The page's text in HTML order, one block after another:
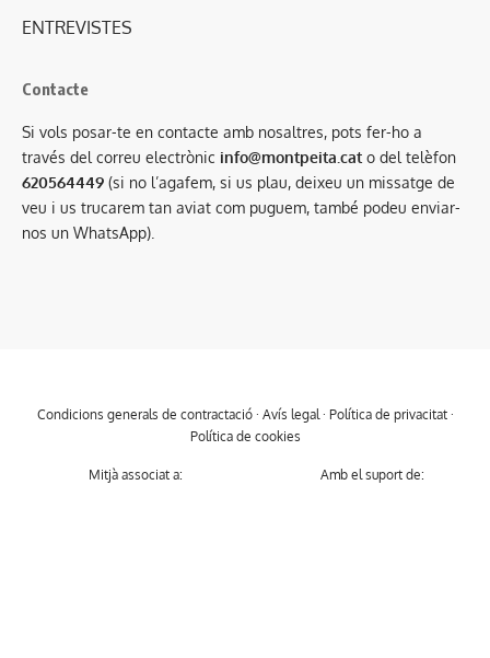
ENTREVISTES
Contacte
Si vols posar-te en contacte amb nosaltres, pots fer-ho a
través del correu electrònic info@montpeita.cat o del telèfon
620564449 (si no l’agafem, si us plau, deixeu un missatge de
veu i us trucarem tan aviat com puguem, també podeu enviar-
nos un WhatsApp).
Condicions generals de contractació· Avís legal· Política de privacitat·
Política de cookies
Mitjà associat a: Amb el suport de: